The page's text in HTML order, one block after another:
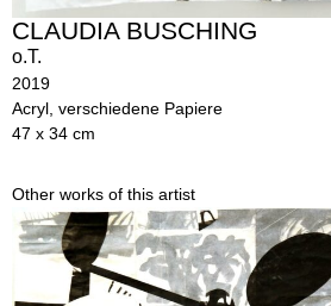
CLAUDIA BUSCHING
o.T.
2019
Acryl, verschiedene Papiere
47 x 34 cm
Other works of this artist